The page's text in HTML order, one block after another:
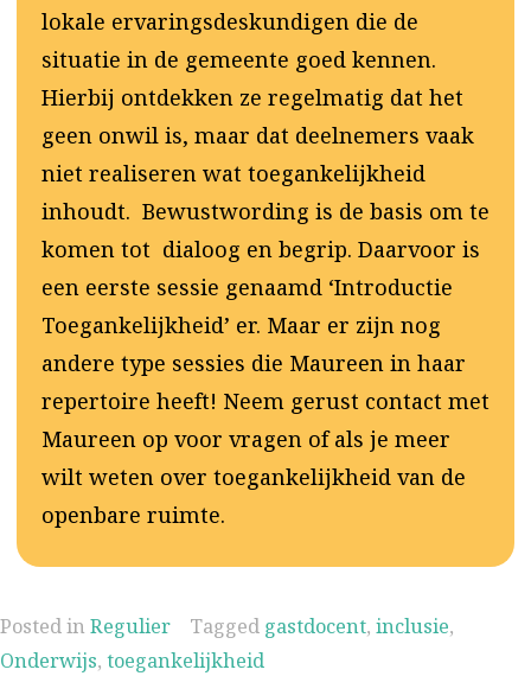
lokale ervaringsdeskundigen die de
situatie in de gemeente goed kennen.
Hierbij ontdekken ze regelmatig dat het
geen onwil is, maar dat deelnemers vaak
niet realiseren wat toegankelijkheid
inhoudt. Bewustwording is de basis om te
komen tot dialoog en begrip. Daarvoor is
een eerste sessie genaamd ‘Introductie
Toegankelijkheid’ er. Maar er zijn nog
andere type sessies die Maureen in haar
repertoire heeft! Neem gerust contact met
Maureen op voor vragen of als je meer
wilt weten over toegankelijkheid van de
openbare ruimte.
Posted in Regulier Tagged gastdocent,inclusie,
Onderwijs, toegankelijkheid